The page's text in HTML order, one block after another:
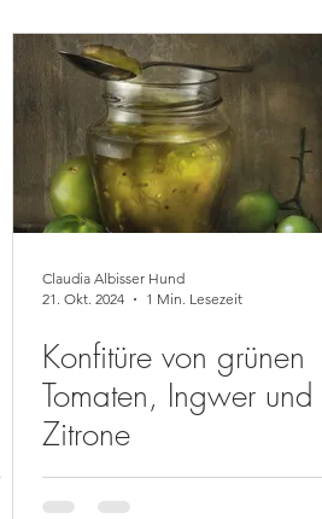
Claudia Albisser Hund
21. Okt. 2024
1 Min. Lesezeit
Konfitüre von grünen
Tomaten, Ingwer und
Zitrone